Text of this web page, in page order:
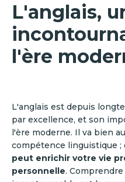
L'anglais,
l'ère
L'anglais est depuis
par excellence, et son
l'ère moderne. Il va bien
compétence linguistique ;
peut enrichir votre vie
personnelle.